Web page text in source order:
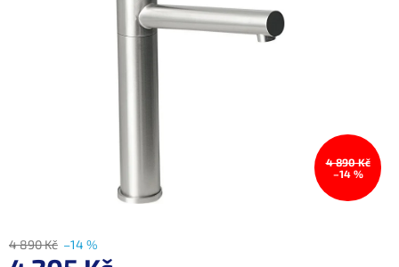
4 890 Kč
–14 %
4 890 Kč –14 %